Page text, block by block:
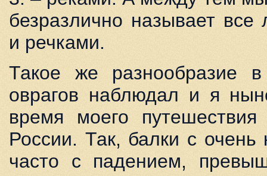
безразлично называет
и речками.
Такое же разнообразие
оврагов наблюдал и я
время моего
России. Так, балки с очень
часто с падением,